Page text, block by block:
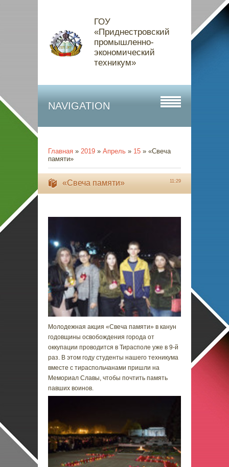
ГОУ
«Приднестровский
промышленно-
экономический
техникум»
NAVIGATION
Главная » 2019 » Апрель » 15 » «Свеча
памяти»
11:29
«Свеча памяти»
Молодежная акция «Свеча памяти» в канун
годовщины освобождения города от
оккупации проводится в Тирасполе уже в 9-й
раз. В этом году студенты нашего техникума
вместе с тираспольчанами пришли на
Мемориал Славы, чтобы почтить память
павших воинов.